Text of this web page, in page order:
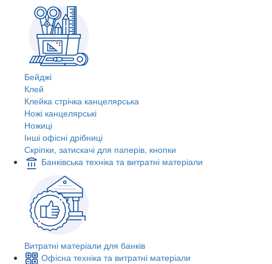
Бейджі
Клей
Клейка стрічка канцелярська
Ножі канцелярські
Ножиці
Інші офісні дрібниці
Скріпки, затискачі для паперів, кнопки
Банківська техніка та витратні матеріали
Витратні матеріали для банків
Офісна техніка та витратні матеріали